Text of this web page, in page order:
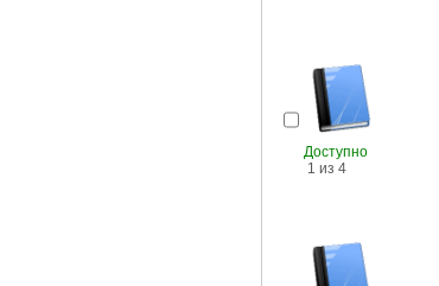
Доступно
1 из 4